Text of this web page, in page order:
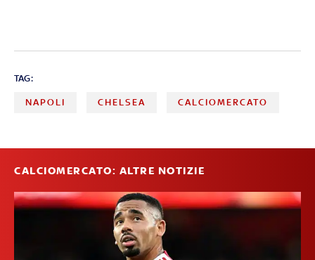
TAG:
NAPOLI CHELSEA CALCIOMERCATO
CALCIOMERCATO: ALTRE NOTIZIE